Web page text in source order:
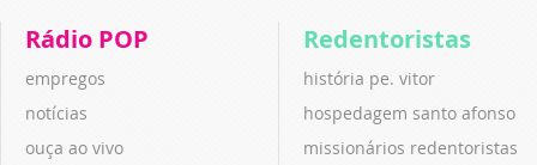
Rádio POP
empregos
notícias
ouça ao vivo
Redentoristas
história pe. vitor
hospedagem santo afonso
missionários redentoristas